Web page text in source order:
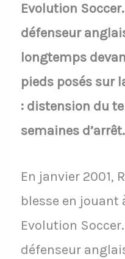
Evolution
défenseur
longtemps
pieds posés sur
: distension du
semaines d’arrêt.
En janvier 2001,
blesse en jouant
Evolution
défenseur